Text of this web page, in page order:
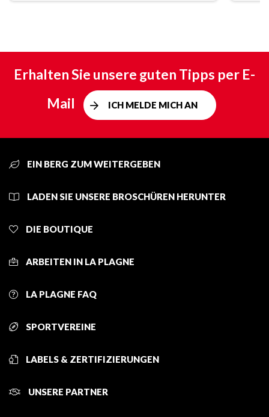
Erhalten Sie unsere guten Tipps per E-
Mail
ICH MELDE MICH AN
EIN BERG ZUM WEITERGEBEN
LADEN SIE UNSERE BROSCHÜREN HERUNTER
DIE BOUTIQUE
ARBEITEN IN LA PLAGNE
LA PLAGNE FAQ
SPORTVEREINE
LABELS & ZERTIFIZIERUNGEN
UNSERE PARTNER